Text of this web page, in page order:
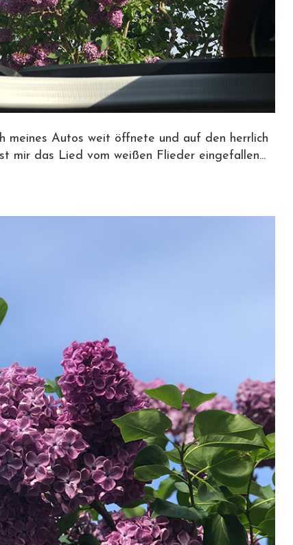
meines Autos weit öffnete und auf den herrlich
mir das Lied vom weißen Flieder eingefallen...